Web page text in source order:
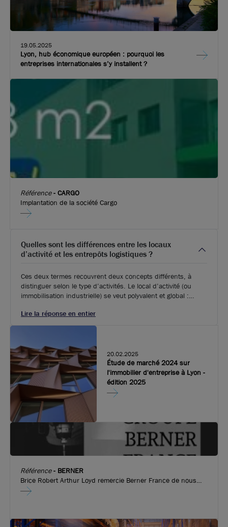
19.05.2025
Lyon, hub économique européen : pourquoi les
entreprises internationales s’y installent ?
Référence- CARGO
Implantation de la société Cargo
Quelles sont les différences entre les locaux
d’activité et les entrepôts logistiques ?
Ces deux termes recouvrent deux concepts différents, à
distinguer selon le type d’activités. Le local d’activité (ou
immobilisation industrielle) se veut polyvalent et global :
ou PME) s’y déroule, de la partie production jusqu’à la
transformation, travaux divers et stock de biens, mais aussi
occupée). Généralement situés en zone périurbaine et d’une
surface variable selon les besoins.
Lire la réponse en entier
20.02.2025
Étude de marché 2024 sur
l'immobilier d'entreprise à Lyon -
édition 2025
Référence- BERNER
Brice Robert Arthur Loyd remercie Berner France de nous
avoir fait confiance pour l’implantation de leurs nouveaux